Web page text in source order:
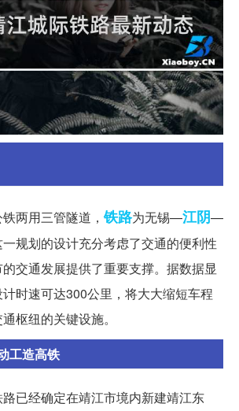
两用三管隧道，铁路为无锡—江阴—
规划的设计充分考虑了交通的便利性
交通发展提供了重要支撑。据数据显
时速可达300公里，将大大缩短车程
枢纽的关键设施。
工造高铁
已经确定在靖江市境内新建靖江东